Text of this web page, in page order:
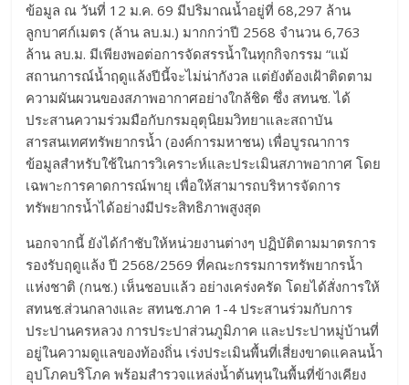
ข้อมูล ณ วันที่ 12 ม.ค. 69 มีปริมาณน้ำอยู่ที่ 68,297 ล้าน
ลูกบาศก์เมตร (ล้าน ลบ.ม.) มากกว่าปี 2568 จำนวน 6,763
ล้าน ลบ.ม. มีเพียงพอต่อการจัดสรรน้ำในทุกกิจกรรม “แม้
สถานการณ์น้ำฤดูแล้งปีนี้จะไม่น่ากังวล แต่ยังต้องเฝ้าติดตาม
ความผันผวนของสภาพอากาศอย่างใกล้ชิด ซึ่ง สทนช. ได้
ประสานความร่วมมือกับกรมอุตุนิยมวิทยาและสถาบัน
สารสนเทศทรัพยากรน้ำ (องค์การมหาชน) เพื่อบูรณาการ
ข้อมูลสำหรับใช้ในการวิเคราะห์และประเมินสภาพอากาศ โดย
เฉพาะการคาดการณ์พายุ เพื่อให้สามารถบริหารจัดการ
ทรัพยากรน้ำได้อย่างมีประสิทธิภาพสูงสุด
นอกจากนี้ ยังได้กำชับให้หน่วยงานต่างๆ ปฏิบัติตามมาตรการ
รองรับฤดูแล้ง ปี 2568/2569 ที่คณะกรรมการทรัพยากรน้ำ
แห่งชาติ (กนช.) เห็นชอบแล้ว อย่างเคร่งครัด โดยได้สั่งการให้
สทนช.ส่วนกลางและ สทนช.ภาค 1-4 ประสานร่วมกับการ
ประปานครหลวง การประปาส่วนภูมิภาค และประปาหมู่บ้านที่
อยู่ในความดูแลของท้องถิ่น เร่งประเมินพื้นที่เสี่ยงขาดแคลนน้ำ
อุปโภคบริโภค พร้อมสำรวจแหล่งน้ำต้นทุนในพื้นที่ข้างเคียง